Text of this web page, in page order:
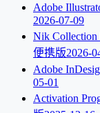
Adobe
2026-07-09
Nik
便携版2026-
Adobe
05-01
Activation